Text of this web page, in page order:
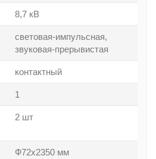
8,7 кВ
световая-импульсная,
звуковая-прерывистая
контактный
1
2 шт
Ф72х2350 мм